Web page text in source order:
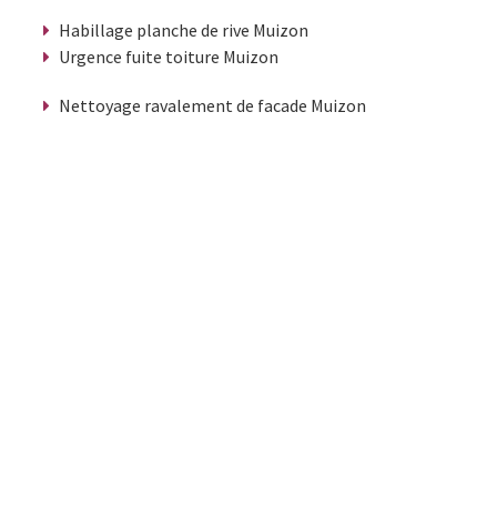
Habillage planche de rive Muizon
Urgence fuite toiture Muizon
Nettoyage ravalement de facade Muizon